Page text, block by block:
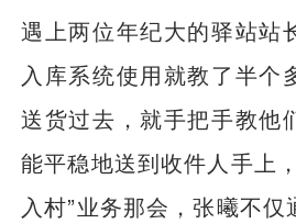
遇上两位年纪大的驿站站
入库系统使用就教了半个
送货过去，就手把手教他
能平稳地送到收件人手上
入村”业务那会，张曦不